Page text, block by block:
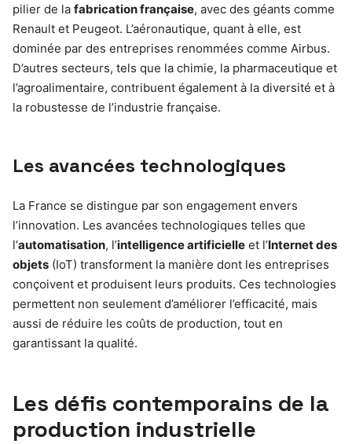
pilier de la fabrication française, avec des géants comme
Renault et Peugeot. L’aéronautique, quant à elle, est
dominée par des entreprises renommées comme Airbus.
D’autres secteurs, tels que la chimie, la pharmaceutique et
l’agroalimentaire, contribuent également à la diversité et à
la robustesse de l’industrie française.
Les avancées technologiques
La France se distingue par son engagement envers
l’innovation. Les avancées technologiques telles que
l’automatisation, l’intelligence artificielle et l’Internet des
objets (IoT) transforment la manière dont les entreprises
conçoivent et produisent leurs produits. Ces technologies
permettent non seulement d’améliorer l’efficacité, mais
aussi de réduire les coûts de production, tout en
garantissant la qualité.
Les défis contemporains de la
production industrielle